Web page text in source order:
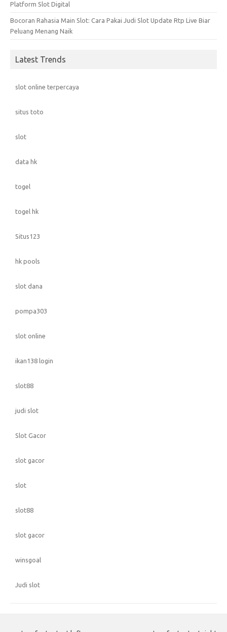
Platform Slot Digital
Bocoran Rahasia Main Slot: Cara Pakai Judi Slot Update Rtp Live Biar
Peluang Menang Naik
Latest Trends
slot online terpercaya
situs toto
slot
data hk
togel
togel hk
Situs123
hk pools
slot dana
pompa303
slot online
ikan138 login
slot88
judi slot
Slot Gacor
slot gacor
slot
slot88
slot gacor
winsgoal
Judi slot